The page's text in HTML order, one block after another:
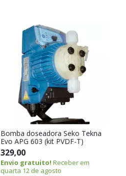
Bomba doseadora Seko Tekna
Evo APG 603 (kit PVDF-T)
329,00
Envio gratuito! Receber em
quarta 12 de agosto